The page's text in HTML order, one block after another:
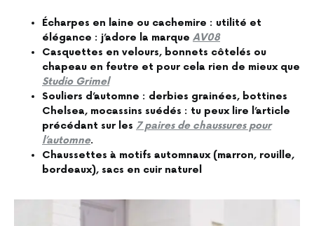
Écharpes en laine ou cachemire : utilité et
élégance : j’adore la marque AV08
Casquettes en velours, bonnets côtelés ou
chapeau en feutre et pour cela rien de mieux que
Studio Grimel
Souliers d’automne : derbies grainées, bottines
Chelsea, mocassins suédés : tu peux lire l’article
précédant sur les 7 paires de chaussures pour
l’automne.
Chaussettes à motifs automnaux (marron, rouille,
bordeaux), sacs en cuir naturel